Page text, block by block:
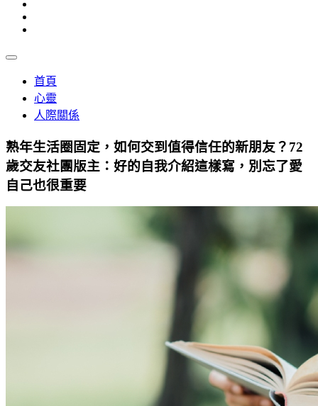
首頁
心靈
人際關係
熟年生活圈固定，如何交到值得信任的新朋友？72
歲交友社團版主：好的自我介紹這樣寫，別忘了愛
自己也很重要